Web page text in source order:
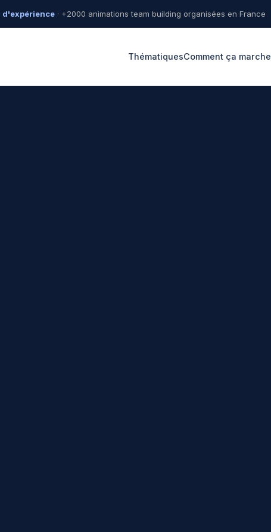
d'expérience· +2000 animations team building organisées en France
ThématiquesComment ça marche